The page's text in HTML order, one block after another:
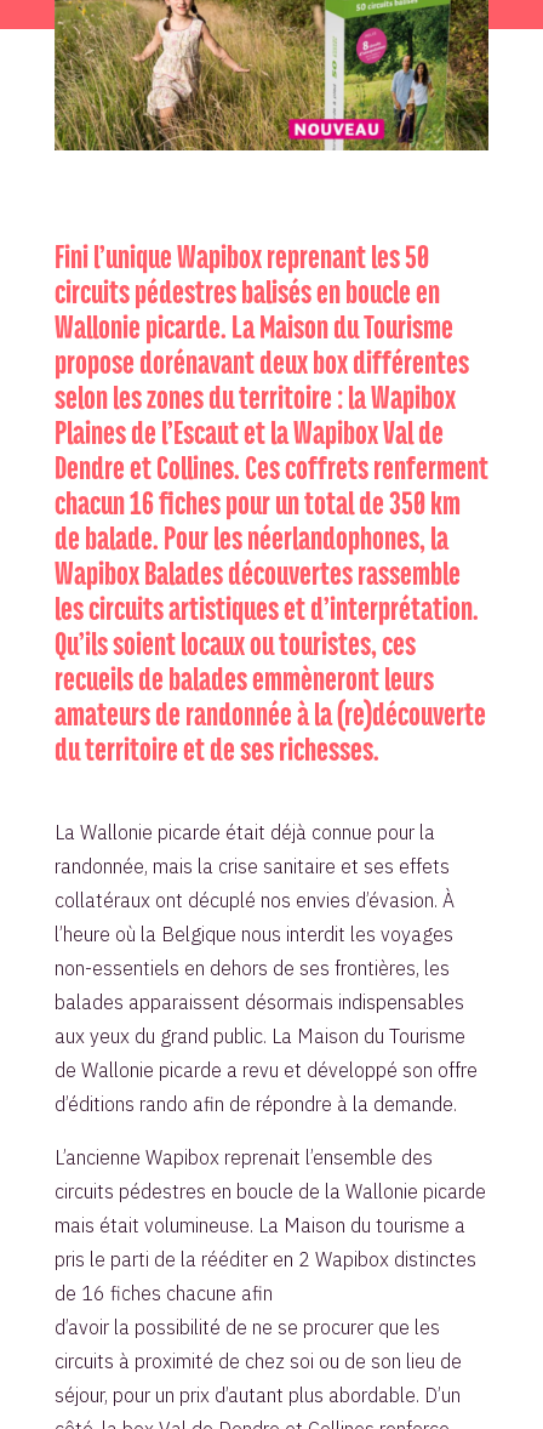
Fini l’unique Wapibox reprenant les 50
circuits pédestres balisés en boucle en
Wallonie picarde. La Maison du Tourisme
propose dorénavant deux box différentes
selon les zones du territoire : la Wapibox
Plaines de l’Escaut et la Wapibox Val de
Dendre et Collines. Ces coffrets renferment
chacun 16 fiches pour un total de 350 km
de balade. Pour les néerlandophones, la
Wapibox Balades découvertes rassemble
les circuits artistiques et d’interprétation.
Qu’ils soient locaux ou touristes, ces
recueils de balades emmèneront leurs
amateurs de randonnée à la (re)découverte
du territoire et de ses richesses.
La Wallonie picarde était déjà connue pour la
randonnée, mais la crise sanitaire et ses effets
collatéraux ont décuplé nos envies d’évasion. À
l’heure où la Belgique nous interdit les voyages
non-essentiels en dehors de ses frontières, les
balades apparaissent désormais indispensables
aux yeux du grand public. La Maison du Tourisme
de Wallonie picarde a revu et développé son offre
d’éditions rando afin de répondre à la demande.
L’ancienne Wapibox reprenait l’ensemble des
circuits pédestres en boucle de la Wallonie picarde
mais était volumineuse. La Maison du tourisme a
pris le parti de la rééditer en 2 Wapibox distinctes
de 16 fiches chacune afin
d’avoir la possibilité de ne se procurer que les
circuits à proximité de chez soi ou de son lieu de
séjour, pour un prix d’autant plus abordable. D’un